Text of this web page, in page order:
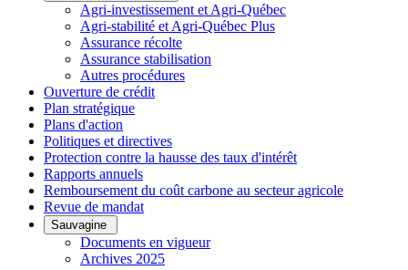
Agri-investissement et Agri-Québec
Agri-stabilité et Agri-Québec Plus
Assurance récolte
Assurance stabilisation
Autres procédures
Ouverture de crédit
Plan stratégique
Plans d'action
Politiques et directives
Protection contre la hausse des taux d'intérêt
Rapports annuels
Remboursement du coût carbone au secteur agricole
Revue de mandat
Sauvagine
Documents en vigueur
Archives 2025